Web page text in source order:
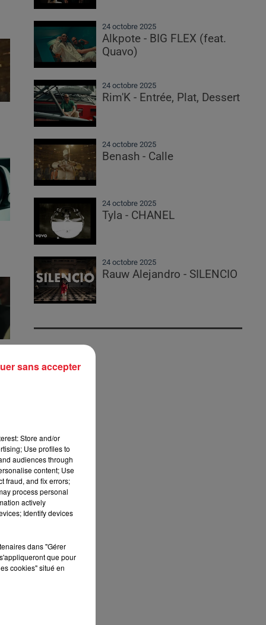
24 octobre 2025
Alkpote - BIG FLEX (feat.
Quavo)
24 octobre 2025
Rim'K - Entrée, Plat, Dessert
24 octobre 2025
Benash - Calle
24 octobre 2025
Tyla - CHANEL
24 octobre 2025
Rauw Alejandro - SILENCIO
Store and/or
Use profiles to
audiences through
content; Use
fraud, and fix errors;
process personal
actively
Identify devices
dans "Gérer
que pour
cookies" situé en
sans accepter